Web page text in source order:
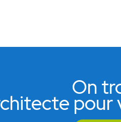
On
pour